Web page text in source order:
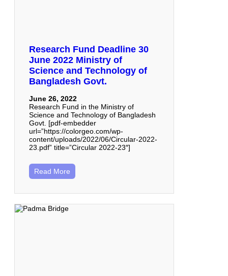
Research Fund Deadline 30
June 2022 Ministry of
Science and Technology of
Bangladesh Govt.
June 26, 2022
Research Fund in the Ministry of
Science and Technology of Bangladesh
Govt. [pdf-embedder
url=”https://colorgeo.com/wp-
content/uploads/2022/06/Circular-2022-
23.pdf” title=”Circular 2022-23″]
Read More